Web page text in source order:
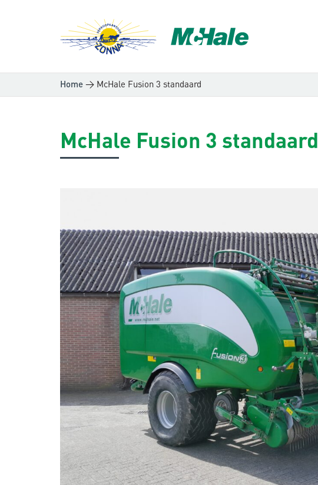
Home > McHale Fusion 3 standaard
McHale Fusion 3 standaard